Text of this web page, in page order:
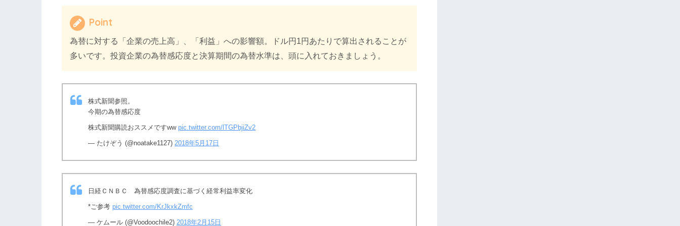
Point
為替に対する「企業の売上高」、「利益」への影響額。ドル円1円あたりで算出されることが
多いです。投資企業の為替感応度と決算期間の為替水準は、頭に入れておきましょう。
株式新聞参照。
今期の為替感応度
株式新聞購読おススメですww pic.twitter.com/lTGPbjiZv2
— たけぞう (@noatake1127) 2018年5月17日
日経ＣＮＢＣ 為替感応度調査に基づく経常利益率変化
*ご参考 pic.twitter.com/KrJkxkZmfc
— ケムール (@Voodoochile2) 2018年2月15日